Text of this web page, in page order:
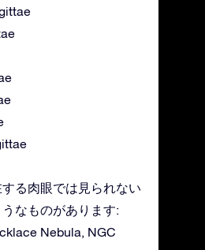
る肉眼では見られない
なものがあります:
Nebula, NGC